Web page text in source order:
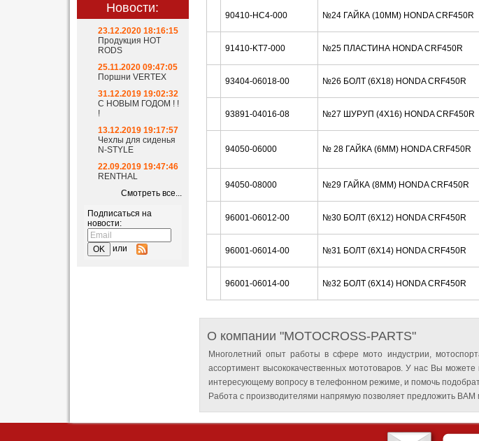
Новости:
23.12.2020 18:16:15
Продукция HOT
RODS
25.11.2020 09:47:05
Поршни VERTEX
31.12.2019 19:02:32
С НОВЫМ ГОДОМ ! !
!
13.12.2019 19:17:57
Чехлы для сиденья
N-STYLE
22.09.2019 19:47:46
RENTHAL
Смотреть все...
Подписаться на
новости:
или
90410-HC4-000 №24 ГАЙКА (10MM) HONDA CRF450R
91410-KT7-000 №25 ПЛАСТИНА HONDA CRF450R
93404-06018-00 №26 БОЛТ (6X18) HONDA CRF450R
93891-04016-08 №27 ШУРУП (4X16) HONDA CRF450R
94050-06000 № 28 ГАЙКА (6MM) HONDA CRF450R
94050-08000 №29 ГАЙКА (8MM) HONDA CRF450R
96001-06012-00 №30 БОЛТ (6X12) HONDA CRF450R
96001-06014-00 №31 БОЛТ (6X14) HONDA CRF450R
96001-06014-00 №32 БОЛТ (6X14) HONDA CRF450R
О компании "MOTOCROSS-PARTS"
Многолетний опыт работы в сфере мото индустрии,
ассортимент высококачественных мототоваров. У нас Вы
интересующему вопросу в телефонном режиме, и помочь
Работа с производителями напрямую позволяет предложить